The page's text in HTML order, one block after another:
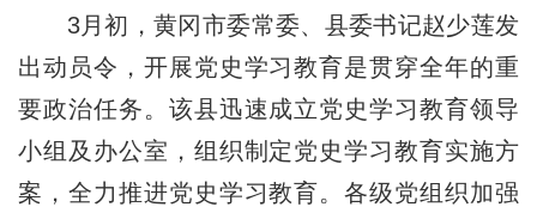
3月初，黄冈市委常委、县委书记赵少莲发
出动员令，开展党史学习教育是贯穿全年的重
要政治任务。该县迅速成立党史学习教育领导
小组及办公室，组织制定党史学习教育实施方
案，全力推进党史学习教育。各级党组织加强